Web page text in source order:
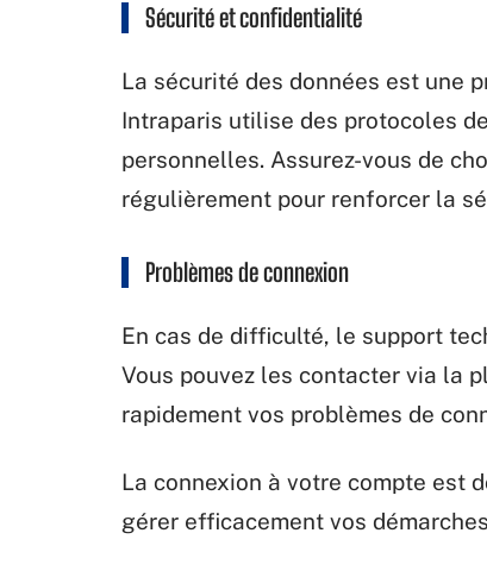
Sécurité et confidentialité
La sécurité des données est une
Intraparis utilise des protocoles
personnelles. Assurez-vous de
régulièrement pour renforcer la
Problèmes de connexion
En cas de difficulté, le support
Vous pouvez les contacter via la
rapidement vos problèmes de
La connexion à votre compte est
gérer efficacement vos